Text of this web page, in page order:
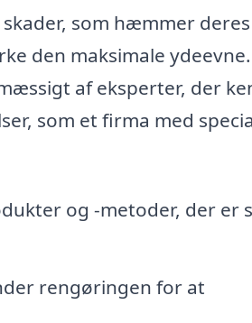
som hæmmer
den maksimale ydeevne.
af eksperter, der
som et firma med
og -metoder, der er
rengøringen for at